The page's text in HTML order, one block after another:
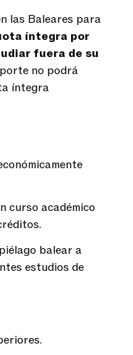
las Baleares para
íntegra por
fuera de su
no podrá
íntegra
curso académico
balear a
estudios de